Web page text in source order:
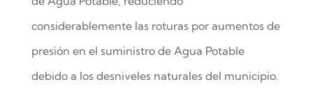
considerablemente las roturas por aumentos de
presión en el suministro de Agua Potable
debido a los desniveles naturales del municipio.